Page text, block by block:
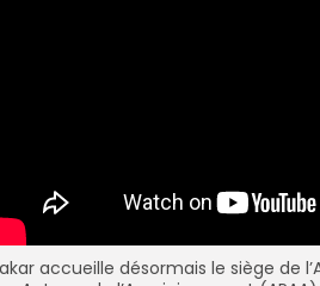
accueille désormais le siège de